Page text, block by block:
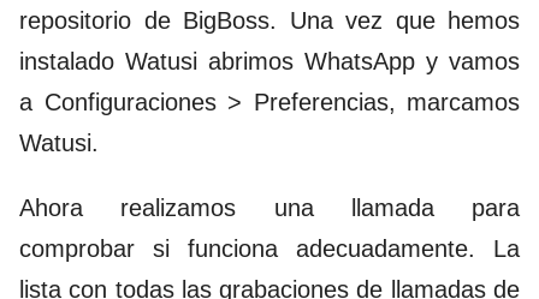
repositorio de BigBoss. Una vez que hemos
instalado Watusi abrimos WhatsApp y vamos
a Configuraciones > Preferencias, marcamos
Watusi.
Ahora realizamos una llamada para
comprobar si funciona adecuadamente. La
lista con todas las grabaciones de llamadas de